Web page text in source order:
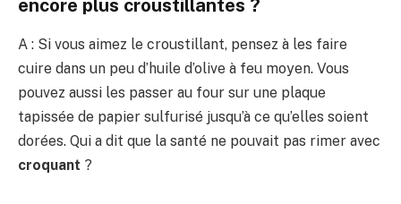
encore plus croustillantes ?
A : Si vous aimez le croustillant, pensez à les faire
cuire dans un peu d’huile d’olive à feu moyen. Vous
pouvez aussi les passer au four sur une plaque
tapissée de papier sulfurisé jusqu’à ce qu’elles soient
dorées. Qui a dit que la santé ne pouvait pas rimer avec
croquant ?